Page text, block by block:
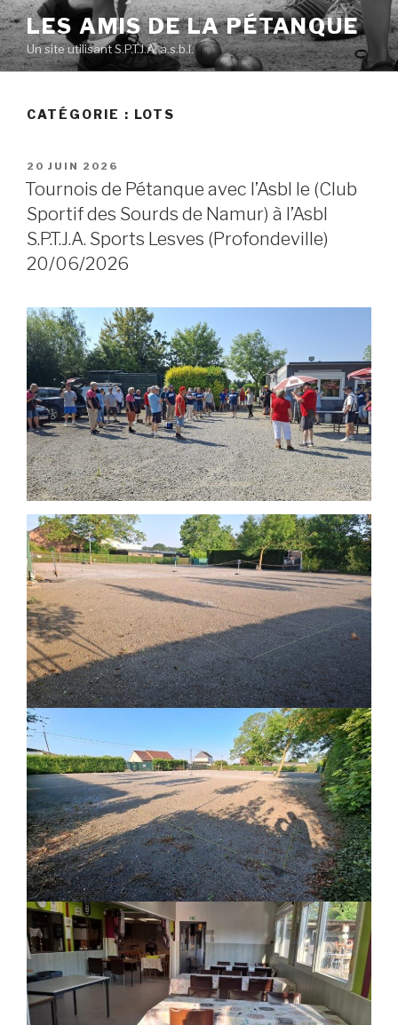
Skip
to
content
LES AMIS DE LA PÉTANQUE
Un site utilisant S.P.T.J.A. a.s.b.l.
CATÉGORIE : LOTS
POSTED
ON
20 JUIN 2026
Tournois de Pétanque avec l’Asbl le (Club
Sportif des Sourds de Namur) à l’Asbl
S.P.T.J.A. Sports Lesves (Profondeville)
20/06/2026